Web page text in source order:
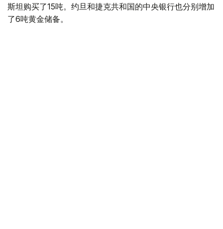
斯坦购买了15吨。约旦和捷克共和国的中央银行也分别增加
了6吨黄金储备。